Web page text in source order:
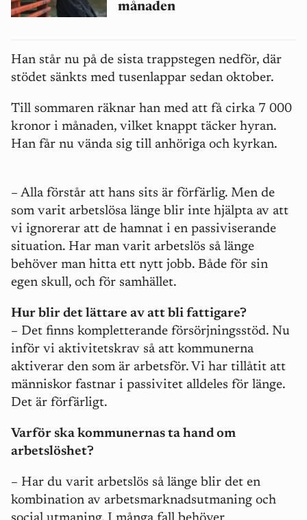
månaden
Han står nu på de sista trappstegen nedför, där
stödet sänkts med tusenlappar sedan oktober.
Till sommaren räknar han med att få cirka 7 000
kronor i månaden, vilket knappt täcker hyran.
Han får nu vända sig till anhöriga och kyrkan.
– Alla förstår att hans sits är förfärlig. Men de
som varit arbetslösa länge blir inte hjälpta av att
vi ignorerar att de hamnat i en passiviserande
situation. Har man varit arbetslös så länge
behöver man hitta ett nytt jobb. Både för sin
egen skull, och för samhället.
Hur blir det lättare av att bli fattigare?
– Det finns kompletterande försörjningsstöd. Nu
inför vi aktivitetskrav så att kommunerna
aktiverar den som är arbetsför. Vi har tillåtit att
människor fastnar i passivitet alldeles för länge.
Det är förfärligt.
Varför ska kommunernas ta hand om
arbetslöshet?
– Har du varit arbetslös så länge blir det en
kombination av arbetsmarknadsutmaning och